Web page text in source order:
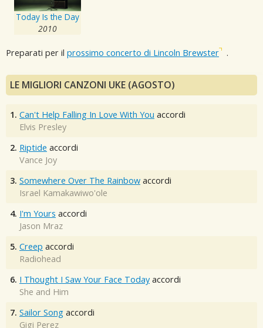
Today Is the Day
2010
Preparati per il prossimo concerto di Lincoln Brewster .
LE MIGLIORI CANZONI UKE (AGOSTO)
1. Can't Help Falling In Love With You accordi
Elvis Presley
2. Riptide accordi
Vance Joy
3. Somewhere Over The Rainbow accordi
Israel Kamakawiwo'ole
4. I'm Yours accordi
Jason Mraz
5. Creep accordi
Radiohead
6. I Thought I Saw Your Face Today accordi
She and Him
7. Sailor Song accordi
Gigi Perez